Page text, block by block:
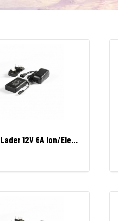
Accu + Lader 12V 6A Ion/Electron/Progress/Unite